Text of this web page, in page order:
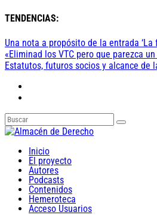
TENDENCIAS:
Una nota a propósito de la entrada ‘La
«Eliminad los VTC pero que parezca
Estatutos, futuros socios y alcance de
Inicio
El proyecto
Autores
Podcasts
Contenidos
Hemeroteca
Acceso Usuarios